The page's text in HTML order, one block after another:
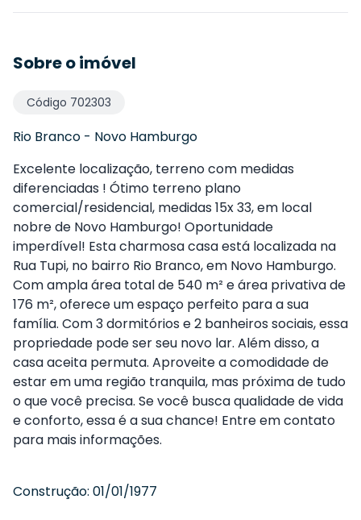
Sobre o imóvel
Código 702303
Rio Branco - Novo Hamburgo
Excelente localização, terreno com medidas
diferenciadas ! Ótimo terreno plano
comercial/residencial, medidas 15x 33, em local
nobre de Novo Hamburgo! Oportunidade
imperdível! Esta charmosa casa está localizada na
Rua Tupi, no bairro Rio Branco, em Novo Hamburgo.
Com ampla área total de 540 m² e área privativa de
176 m², oferece um espaço perfeito para a sua
família. Com 3 dormitórios e 2 banheiros sociais, essa
propriedade pode ser seu novo lar. Além disso, a
casa aceita permuta. Aproveite a comodidade de
estar em uma região tranquila, mas próxima de tudo
o que você precisa. Se você busca qualidade de vida
e conforto, essa é a sua chance! Entre em contato
para mais informações.
Construção: 01/01/1977